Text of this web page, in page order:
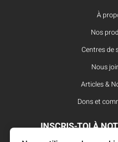
À
Nos
Centres de
Nous
Articles &
Dons et
INSCRIS-TOI À